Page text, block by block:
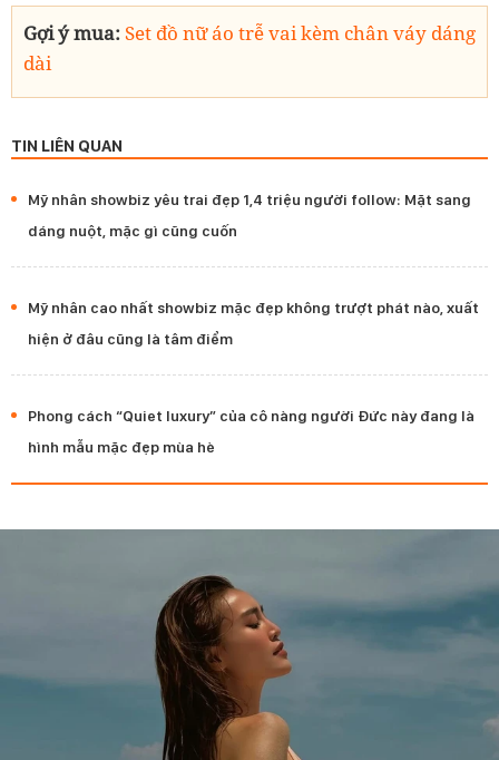
Gợi ý mua:Set đồ nữ áo trễ vai kèm chân váy dáng
dài
TIN LIÊN QUAN
Mỹ nhân showbiz yêu trai đẹp 1,4 triệu người follow: Mặt sang
dáng nuột, mặc gì cũng cuốn
Mỹ nhân cao nhất showbiz mặc đẹp không trượt phát nào, xuất
hiện ở đâu cũng là tâm điểm
Phong cách “Quiet luxury” của cô nàng người Đức này đang là
hình mẫu mặc đẹp mùa hè